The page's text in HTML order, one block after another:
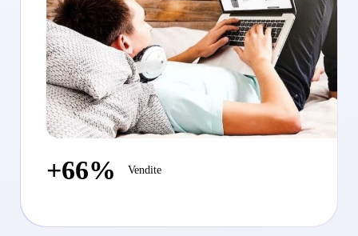
+66% Vendite